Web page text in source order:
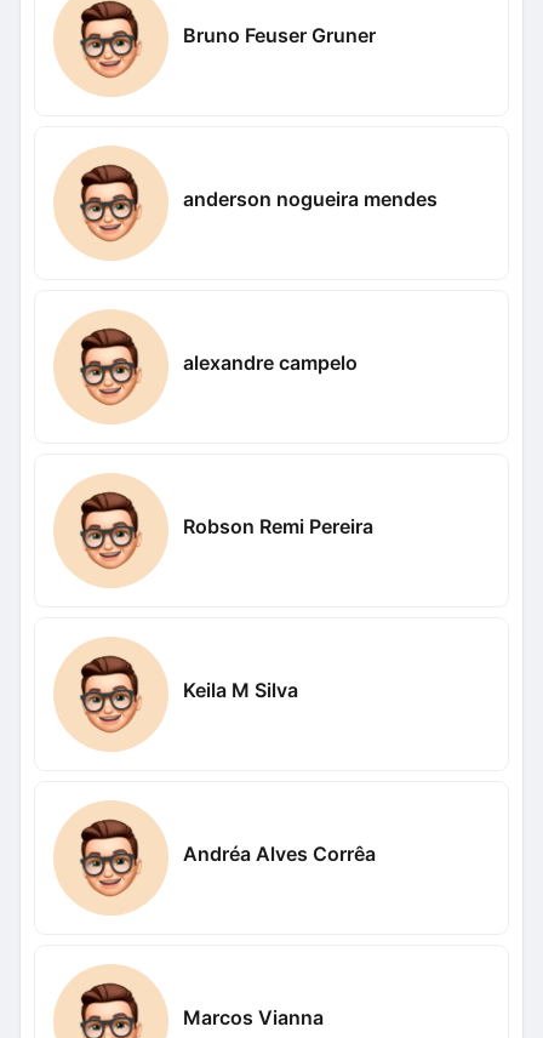
Bruno Feuser Gruner
anderson nogueira mendes
alexandre campelo
Robson Remi Pereira
Keila M Silva
Andréa Alves Corrêa
Marcos Vianna